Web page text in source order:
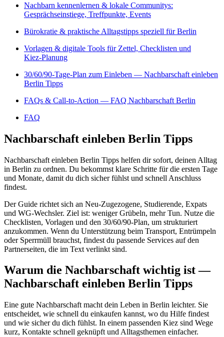
Nachbarn kennenlernen & lokale Communitys:
Gesprächseinstiege, Treffpunkte, Events
Bürokratie & praktische Alltagstipps speziell für Berlin
Vorlagen & digitale Tools für Zettel, Checklisten und
Kiez‑Planung
30/60/90‑Tage‑Plan zum Einleben — Nachbarschaft einleben
Berlin Tipps
FAQs & Call‑to‑Action — FAQ Nachbarschaft Berlin
FAQ
Nachbarschaft einleben Berlin Tipps
Nachbarschaft einleben Berlin Tipps helfen dir sofort, deinen Alltag
in Berlin zu ordnen. Du bekommst klare Schritte für die ersten Tage
und Monate, damit du dich sicher fühlst und schnell Anschluss
findest.
Der Guide richtet sich an Neu‑Zugezogene, Studierende, Expats
und WG‑Wechsler. Ziel ist: weniger Grübeln, mehr Tun. Nutze die
Checklisten, Vorlagen und den 30/60/90‑Plan, um strukturiert
anzukommen. Wenn du Unterstützung beim Transport, Entrümpeln
oder Sperrmüll brauchst, findest du passende Services auf den
Partnerseiten, die im Text verlinkt sind.
Warum die Nachbarschaft wichtig ist —
Nachbarschaft einleben Berlin Tipps
Eine gute Nachbarschaft macht dein Leben in Berlin leichter. Sie
entscheidet, wie schnell du einkaufen kannst, wo du Hilfe findest
und wie sicher du dich fühlst. In einem passenden Kiez sind Wege
kurz, Kontakte schnell geknüpft und Alltagsthemen einfacher.